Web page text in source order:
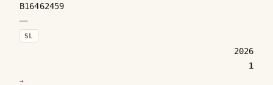
B16462459
—
SL
2026
1
→